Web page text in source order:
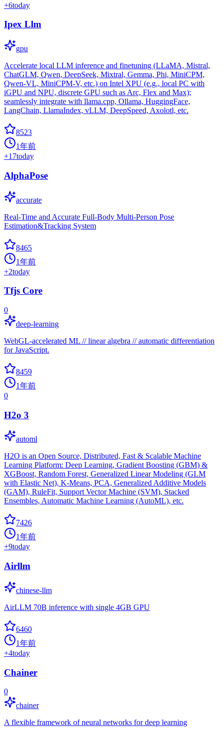
+6today
Ipex Llm
gpu
Accelerate local LLM inference and finetuning (LLaMA, Mistral,
ChatGLM, Qwen, DeepSeek, Mixtral, Gemma, Phi, MiniCPM,
Qwen-VL, MiniCPM-V, etc.) on Intel XPU (e.g., local PC with
iGPU and NPU, discrete GPU such as Arc, Flex and Max);
seamlessly integrate with llama.cpp, Ollama, HuggingFace,
LangChain, LlamaIndex, vLLM, DeepSpeed, Axolotl, etc.
8523
1年前
+17today
AlphaPose
accurate
Real-Time and Accurate Full-Body Multi-Person Pose
Estimation&Tracking System
8465
1年前
+2today
Tfjs Core
0
deep-learning
WebGL-accelerated ML // linear algebra // automatic differentiation
for JavaScript.
8459
1年前
0
H2o 3
automl
H2O is an Open Source, Distributed, Fast & Scalable Machine
Learning Platform: Deep Learning, Gradient Boosting (GBM) &
XGBoost, Random Forest, Generalized Linear Modeling (GLM
with Elastic Net), K-Means, PCA, Generalized Additive Models
(GAM), RuleFit, Support Vector Machine (SVM), Stacked
Ensembles, Automatic Machine Learning (AutoML), etc.
7426
1年前
+9today
Airllm
chinese-llm
AirLLM 70B inference with single 4GB GPU
6460
1年前
+4today
Chainer
0
chainer
A flexible framework of neural networks for deep learning